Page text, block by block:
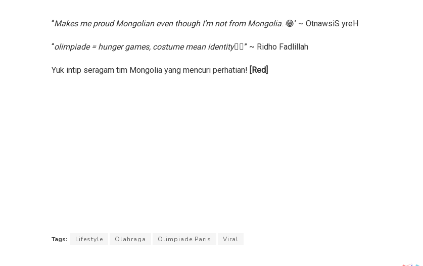
“Makes me proud Mongolian even though I’m not from Mongolia. 😂’ ~ OtnawsiS yreH
“olimpiade = hunger games, costume mean identity👍🏻” ~ Ridho Fadlillah
Yuk intip seragam tim Mongolia yang mencuri perhatian! [Red]
Tags: Lifestyle Olahraga Olimpiade Paris Viral